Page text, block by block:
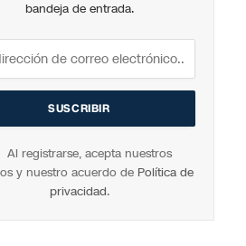
bandeja de entrada.
Al registrarse, acepta nuestros
y nuestro acuerdo de Política de
privacidad.